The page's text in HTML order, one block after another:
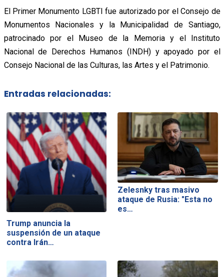
El Primer Monumento LGBTI fue autorizado por el Consejo de
Monumentos Nacionales y la Municipalidad de Santiago,
patrocinado por el Museo de la Memoria y el Instituto
Nacional de Derechos Humanos (INDH) y apoyado por el
Consejo Nacional de las Culturas, las Artes y el Patrimonio.
Entradas relacionadas:
Trump anuncia la
suspensión de un ataque
contra Irán…
Zelesnky tras masivo
ataque de Rusia: "Esta no
es…